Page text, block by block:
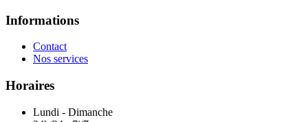
Informations
Contact
Nos services
Horaires
Lundi - Dimanche